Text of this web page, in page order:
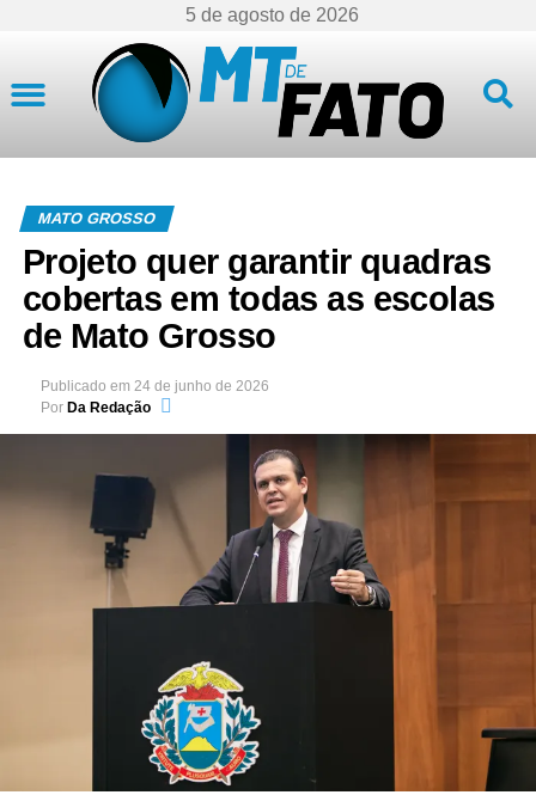
5 de agosto de 2026
MATO GROSSO
Projeto quer garantir quadras
cobertas em todas as escolas
de Mato Grosso
Publicado em 24 de junho de 2026
Por Da Redação